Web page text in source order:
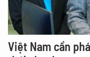
Việt Nam cần